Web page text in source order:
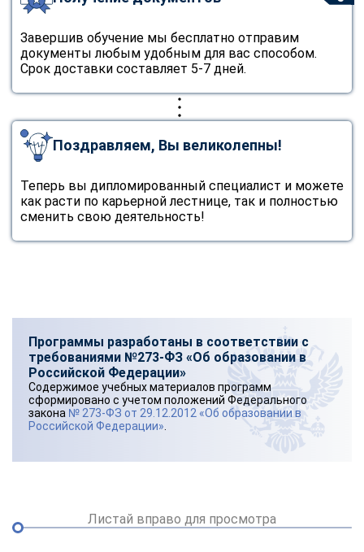
Завершив обучение мы бесплатно отправим
документы любым удобным для вас способом.
Срок доставки составляет 5-7 дней.
Поздравляем, Вы великолепны!
Теперь вы дипломированный специалист и можете
как расти по карьерной лестнице, так и полностью
сменить свою деятельность!
Программы разработаны в соответствии с
требованиями №273-ФЗ «Об образовании в
Российской Федерации»
Содержимое учебных материалов программ
сформировано с учетом положений Федерального
закона № 273-ФЗ от 29.12.2012 «Об образовании в
Российской Федерации»
Листай вправо для просмотра